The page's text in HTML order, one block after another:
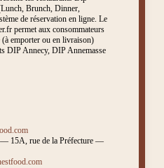
Brunch, Dinner,
de réservation en ligne. Le
permet aux consommateurs
(à emporter ou en livraison)
DIP Annecy, DIP Annemasse
15A, rue de la Préfecture —